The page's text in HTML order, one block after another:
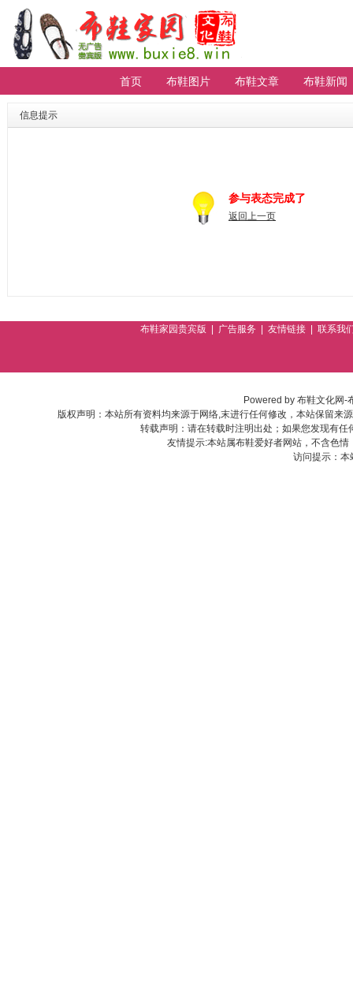
首页 布鞋图片 布鞋文章 布鞋新闻
信息提示
参与表态完成了
返回上一页
布鞋家园贵宾版 广告服务 友情链接 联系我
Powered by 布鞋文化网-
版权声明：本站所有资料均来源于网络,末进行任何修改，本站保留来
转载声明：请在转载时注明出处；如果您发现有
友情提示:本站属布鞋爱好者网站，不含色
访问提示：